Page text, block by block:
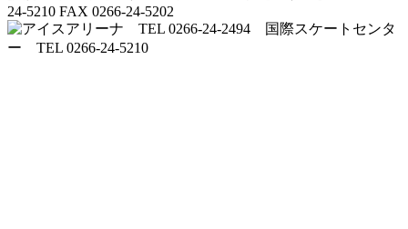
24-5210 FAX 0266-24-5202